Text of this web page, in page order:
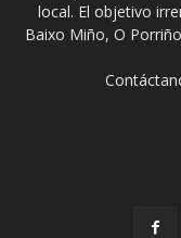
local. El objetivo
Baixo Miño, O